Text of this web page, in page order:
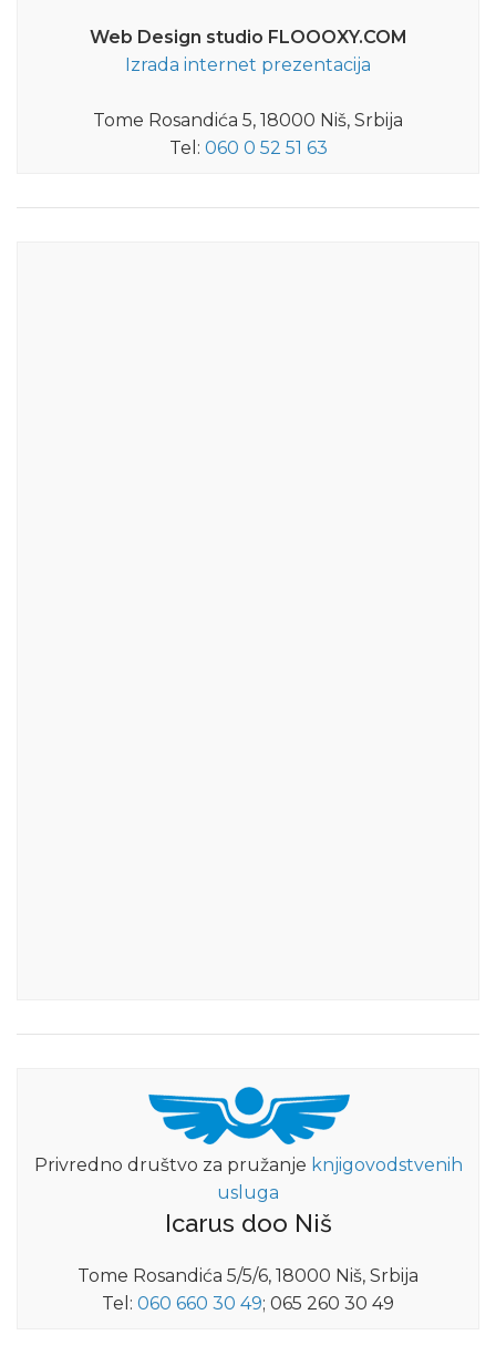
Web Design studio FLOOOXY.COM
Izrada internet prezentacija
Tome Rosandića 5, 18000 Niš, Srbija
Tel: 060 0 52 51 63
Privredno društvo za pružanje knjigovodstvenih
usluga
Icarus doo Niš
Tome Rosandića 5/5/6, 18000 Niš, Srbija
Tel: 060 660 30 49; 065 260 30 49